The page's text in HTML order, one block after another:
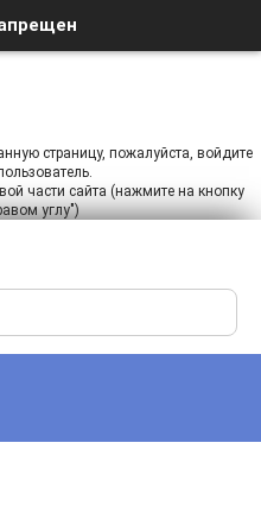
страницу, пожалуйста, войдите
части сайта (нажмите на кнопку
углу")